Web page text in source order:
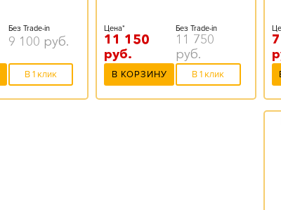
Без Trade-in
9 100 руб.
В 1 клик
Цена*
11 150
руб.
Без Trade-in
11 750
руб.
В КОРЗИНУ В 1 клик